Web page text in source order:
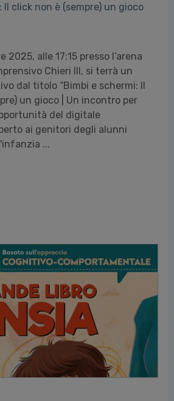
Il click non è (sempre) un gioco
2025, alle 17:15 presso l’arena
Chieri III, si terrà un
dal titolo “Bimbi e schermi: Il
un gioco | Un incontro per
del digitale
ai genitori degli alunni
...